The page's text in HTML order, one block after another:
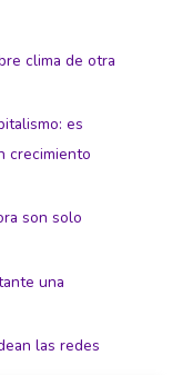
clima de otra
es
crecimiento
son solo
una
las redes